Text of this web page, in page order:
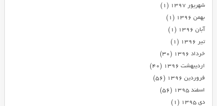
شهریور ۱۳۹۷
(۱)
بهمن ۱۳۹۶
(۱)
آبان ۱۳۹۶
(۱)
تیر ۱۳۹۶
(۱)
خرداد ۱۳۹۶
(۳۰)
اردیبهشت ۱۳۹۶
(۴۰)
فروردین ۱۳۹۶
(۵۶)
اسفند ۱۳۹۵
(۵۶)
دی ۱۳۹۵
(۱)